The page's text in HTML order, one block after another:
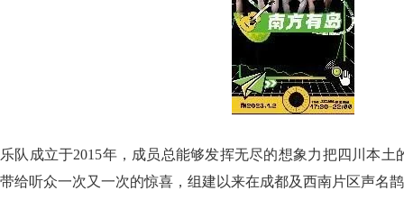
乐队成立于2015年，成员总能够发挥无尽的想象力把四川本
带给听众一次又一次的惊喜，组建以来在成都及西南片区声名